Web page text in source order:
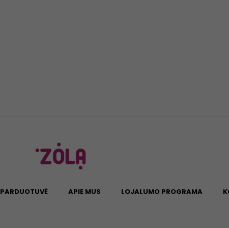
PARDUOTUVĖ APIE MUS LOJALUMO PROGRAMA